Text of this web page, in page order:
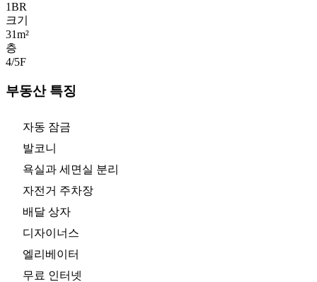
1BR
크기
31m²
층
4/5F
부동산 특징
자동 잠금
발코니
욕실과 세면실 분리
자전거 주차장
배달 상자
디자이너스
엘리베이터
무료 인터넷